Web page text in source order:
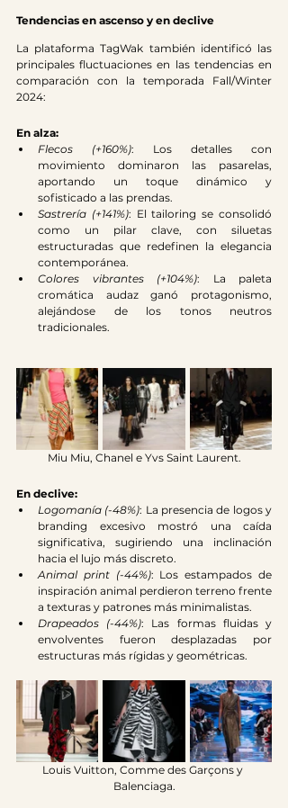
Tendencias en ascenso y en declive
La plataforma TagWak también identificó las
principales fluctuaciones en las tendencias en
comparación con la temporada Fall/Winter
2024:
En alza:
Flecos (+160%): Los detalles con
movimiento dominaron las pasarelas,
aportando un toque dinámico y
sofisticado a las prendas.
Sastrería (+141%): El tailoring se consolidó
como un pilar clave, con siluetas
estructuradas que redefinen la elegancia
contemporánea.
Colores vibrantes (+104%): La paleta
cromática audaz ganó protagonismo,
alejándose de los tonos neutros
tradicionales.
Miu Miu, Chanel e Yvs Saint Laurent.
En declive:
Logomanía (-48%): La presencia de logos y
branding excesivo mostró una caída
significativa, sugiriendo una inclinación
hacia el lujo más discreto.
Animal print (-44%): Los estampados de
inspiración animal perdieron terreno frente
a texturas y patrones más minimalistas.
Drapeados (-44%): Las formas fluidas y
envolventes fueron desplazadas por
estructuras más rígidas y geométricas.
Louis Vuitton, Comme des Garçons y
Balenciaga.